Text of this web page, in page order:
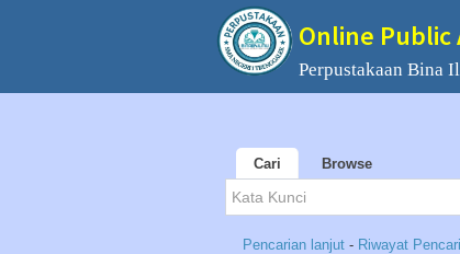
Online Public
Perpustakaan Bina
Cari Browse
Pencarian lanjut - Riwayat